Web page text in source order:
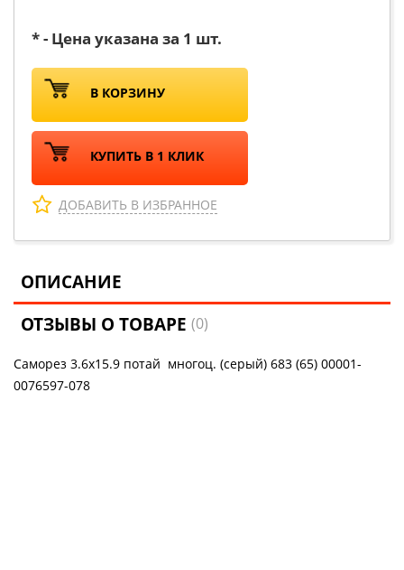
* - Цена указана за 1 шт.
В КОРЗИНУ
КУПИТЬ В 1 КЛИК
ДОБАВИТЬ В ИЗБРАННОЕ
ОПИСАНИЕ
ОТЗЫВЫ О ТОВАРЕ(0)
Саморез 3.6х15.9 потай многоц. (серый) 683 (65) 00001-
0076597-078